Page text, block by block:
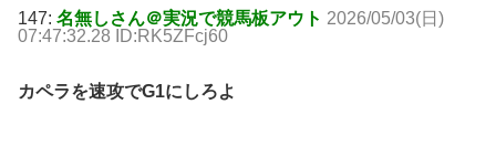
147: 名無しさん＠実況で競馬板アウト 2026/05/03(日)
07:47:32.28 ID:RK5ZFcj60
カペラを速攻でG1にしろよ